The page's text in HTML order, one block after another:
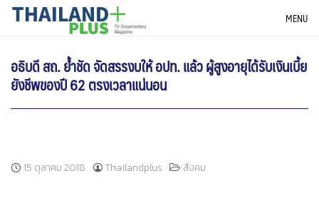
SkipTHAILANDPLUS NEWS MENU
อธิบดี สถ. ย้ำชัด จัดสรรงบให้ อปท. แล้ว ผู้สูงอายุได้รับเงินเบี้ย
ยังชีพของปี 62 ตรงเวลาแน่นอน
15 ตุลาคม 2018 Thailandplus สังคม